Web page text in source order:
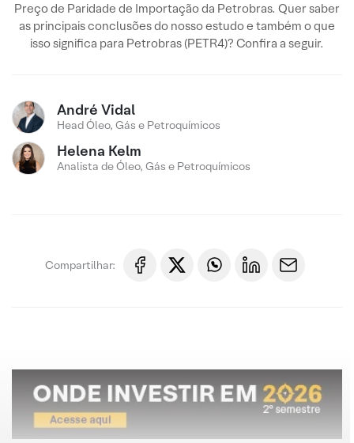
Preço de Paridade de Importação da Petrobras. Quer saber
as principais conclusões do nosso estudo e também o que
isso significa para Petrobras (PETR4)? Confira a seguir.
André Vidal
Head Óleo, Gás e Petroquímicos
Helena Kelm
Analista de Óleo, Gás e Petroquímicos
Compartilhar: